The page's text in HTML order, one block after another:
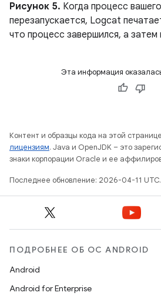
Рисунок 5. Когда процесс
перезапускается, Logcat
что процесс завершился, а затем
Эта информация
Контент и образцы кода на этой
лицензиям. Java и OpenJDK – это
знаки корпорации Oracle и ее
Последнее обновление: 2026-04-11 UTC.
ПОДРОБНЕЕ ОБ ОС ANDROID
Android
Android for Enterprise